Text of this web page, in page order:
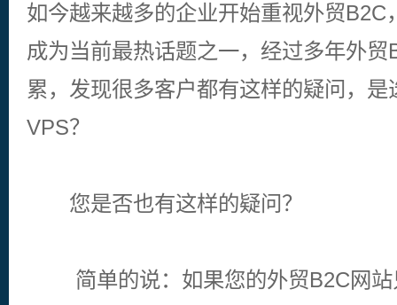
如今越来越多的企业开始重视外贸B2C
成为当前最热话题之一，经过多年外贸
累，发现很多客户都有这样的疑问，
VPS？
您是否也有这样的疑问？
简单的说：如果您的外贸B2C网站